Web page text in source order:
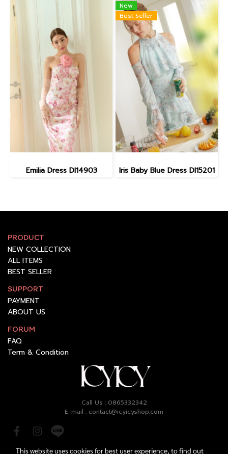
Emilia Dress DI14903
New
Best Seller
Iris Baby Blue Dress DI15201
PRODUCT
NEW COLLECTION
ALL ITEMS
BEST SELLER
SUPPORT
PAYMENT
ABOUT US
FORUM
FAQ
Term & Condition
Call Us : 0865332342
E-mail : contact@icyicyshop.com
This website uses cookies for best user experience, to find out